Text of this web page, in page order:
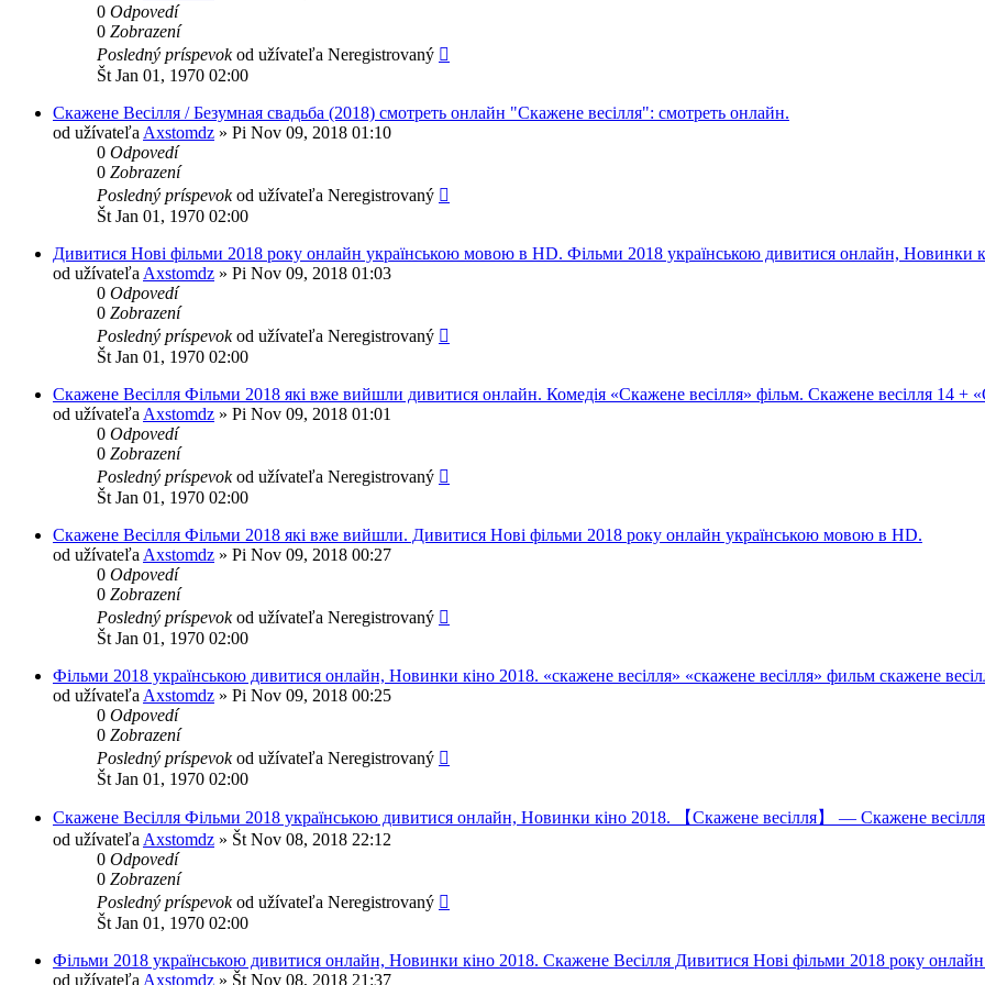
0 Odpovedí
0 Zobrazení
Posledný príspevokod užívateľa Neregistrovaný
Št Jan 01, 1970 02:00
Скажене Весілля / Безумная свадьба (2018) смотреть онлайн "Скажене весілля": смотреть онлайн.
od užívateľa Axstomdz » Pi Nov 09, 2018 01:10
0 Odpovedí
0 Zobrazení
Posledný príspevokod užívateľa Neregistrovaný
Št Jan 01, 1970 02:00
Дивитися Нові фільми 2018 року онлайн українською мовою в HD. Фільми 2018 українською дивитися онлайн, Новинки
od užívateľa Axstomdz » Pi Nov 09, 2018 01:03
0 Odpovedí
0 Zobrazení
Posledný príspevokod užívateľa Neregistrovaný
Št Jan 01, 1970 02:00
Скажене Весілля Фільми 2018 які вже вийшли дивитися онлайн. Комедія «Скажене весілля» фільм. Скажене весілля 14 +
od užívateľa Axstomdz » Pi Nov 09, 2018 01:01
0 Odpovedí
0 Zobrazení
Posledný príspevokod užívateľa Neregistrovaný
Št Jan 01, 1970 02:00
Скажене Весілля Фільми 2018 які вже вийшли. Дивитися Нові фільми 2018 року онлайн українською мовою в HD.
od užívateľa Axstomdz » Pi Nov 09, 2018 00:27
0 Odpovedí
0 Zobrazení
Posledný príspevokod užívateľa Neregistrovaný
Št Jan 01, 1970 02:00
Фільми 2018 українською дивитися онлайн, Новинки кіно 2018. «скажене весілля» «скажене весілля» фильм скажене
od užívateľa Axstomdz » Pi Nov 09, 2018 00:25
0 Odpovedí
0 Zobrazení
Posledný príspevokod užívateľa Neregistrovaný
Št Jan 01, 1970 02:00
Скажене Весілля Фільми 2018 українською дивитися онлайн, Новинки кіно 2018. 【Скажене весілля】 — Скажене
od užívateľa Axstomdz » Št Nov 08, 2018 22:12
0 Odpovedí
0 Zobrazení
Posledný príspevokod užívateľa Neregistrovaný
Št Jan 01, 1970 02:00
Фільми 2018 українською дивитися онлайн, Новинки кіно 2018. Скажене Весілля Дивитися Нові фільми 2018 року онлайн
od užívateľa Axstomdz » Št Nov 08, 2018 21:37